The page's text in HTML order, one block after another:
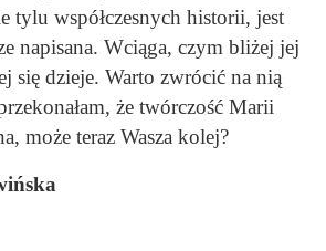
tylu współczesnych historii, jest
napisana. Wciąga, czym bliżej jej
się dzieje. Warto zwrócić na nią
że twórczość Marii
może teraz Wasza kolej?